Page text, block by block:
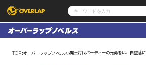
コミックガルド
コミッククリエ
文庫
ノベルス
TOP オーバーラップノベルス 魔王討伐パーティーの元勇者は、自堕落